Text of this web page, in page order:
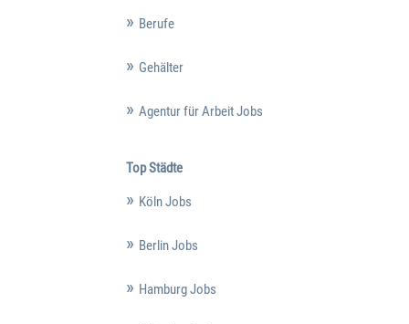
Berufe
Gehälter
Agentur für Arbeit Jobs
Top Städte
Köln Jobs
Berlin Jobs
Hamburg Jobs